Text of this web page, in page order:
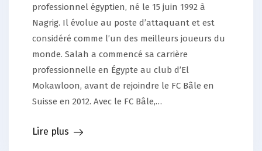
professionnel égyptien, né le 15 juin 1992 à
Nagrig. Il évolue au poste d’attaquant et est
considéré comme l’un des meilleurs joueurs du
monde. Salah a commencé sa carrière
professionnelle en Égypte au club d’El
Mokawloon, avant de rejoindre le FC Bâle en
Suisse en 2012. Avec le FC Bâle,…
Lire plus